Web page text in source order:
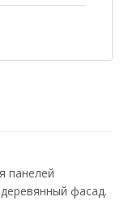
панелей
фасад.